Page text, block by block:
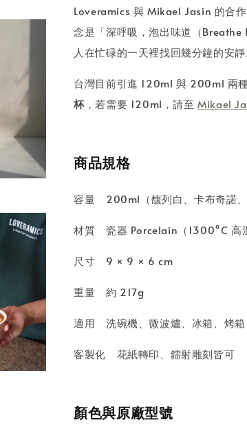
Loveramics 與 Mikael Jasin 的合
念是「深呼吸，泡出味道（
人在忙碌的一天裡找回幾分鐘的安靜
台灣目前引進 120ml 與 200ml 兩種
杯，若需要 120ml，請至Mikael
商品規格
容量 200ml（馥列白、卡布奇諾、
材質 瓷器 Porcelain（1300°C 高
尺寸 9 × 9 × 6 cm
重量 約 217g
適用 洗碗機、微波爐、冰箱、烤箱
客製化 花紙轉印、鐳射雕刻皆可
顏色與原廠型號